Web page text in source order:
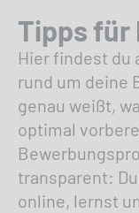
Tipps für
Hier findest du
rund um deine
genau weißt,
optimal
transparent:
online, lernst